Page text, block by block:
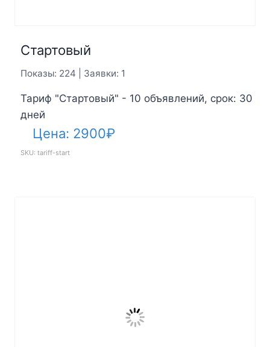
Стартовый
Показы: 224 | Заявки: 1
Тариф "Стартовый" - 10 объявлений, срок: 30
дней
Цена: 2900₽
SKU: tariff-start